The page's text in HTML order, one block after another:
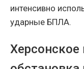
интенсивно
ударные БПЛА.